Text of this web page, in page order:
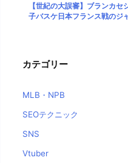
【世紀の大誤審】ブランカ
子バスケ日本フランス戦のジ
カテゴリー
MLB・NPB
SEOテクニック
SNS
Vtuber